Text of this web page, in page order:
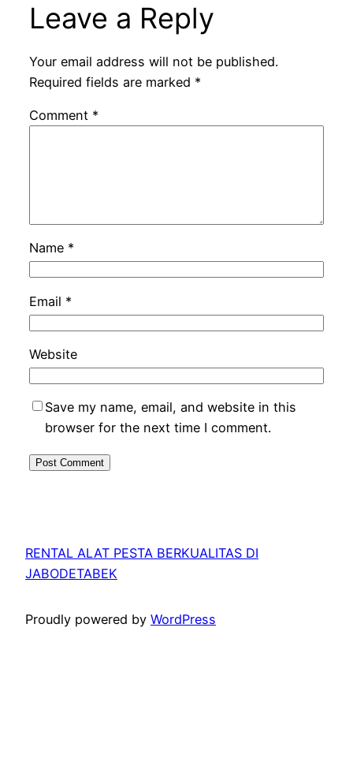
Leave a Reply
Your email address will not be published.
Required fields are marked *
Comment *
Name *
Email *
Website
Save my name, email, and website in this
browser for the next time I comment.
RENTAL ALAT PESTA BERKUALITAS DI
JABODETABEK
Proudly powered by WordPress